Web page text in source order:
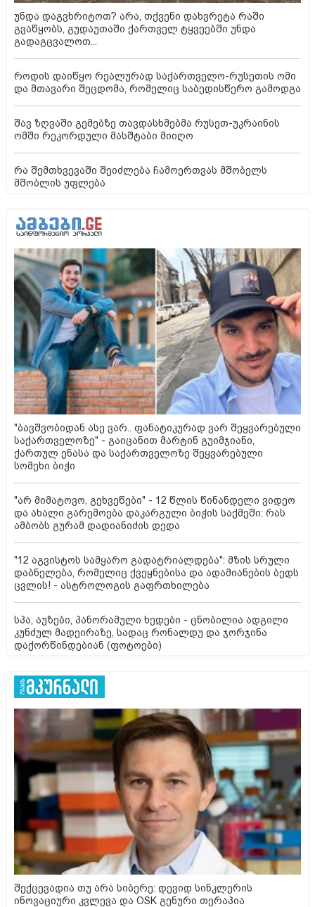
უნდა დაგვხრიტოთ? არა, თქვენი დახვრეტა რაში
გვაწყობს, გუდაუთაში ქართველ ტყვეებში უნდა
გადაგცვალოთ...
როდის დაიწყო რეალურად საქართველო-რუსეთის ომი
და მთავარი შეცდომა, რომელიც საბედისწერო გამოდგა
შავ ზღვაში გემებზე თავდასხმებმა რუსეთ-უკრაინის
ომში რეკორდული მასშტაბი მიიღო
რა შემთხვევაში შეიძლება ჩამოერთვას მშობელს
მშობლის უფლება
"ბავშვობიდან ასე ვარ.. ფანატიკურად ვარ შეყვარებული
საქართველოზე" - გაიცანით მარტინ გუიმჯიანი,
ქართულ ენასა და საქართველოზე შეყვარებული
სომეხი ბიჭი
"არ მიმატოვო, გეხვეწები" - 12 წლის წინანდელი ვიდეო
და ახალი გარემოება დაკარგული ბიჭის საქმეში: რას
ამბობს გურამ დადიანიძის დედა
"12 აგვისტოს სამყარო გადატრიალდება": მზის სრული
დაბნელება, რომელიც ქვეყნებისა და ადამიანების ბედს
ცვლის! - ასტროლოგის გაფრთხილება
სპა, აუზები, პანორამული ხედები - ცნობილია ადგილი
კუნძულ მადეირაზე, სადაც რონალდუ და ჯორჯინა
დაქორწინდებიან (ფოტოები)
შექცევადია თუ არა სიბერე: დევიდ სინკლერის
ინოვაციური კვლევა და OSK გენური თერაპია